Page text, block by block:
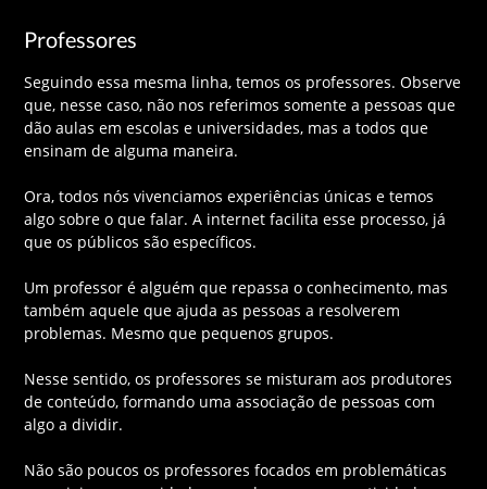
Professores
Seguindo essa mesma linha, temos os professores. Observe
que, nesse caso, não nos referimos somente a pessoas que
dão aulas em escolas e universidades, mas a todos que
ensinam de alguma maneira.
Ora, todos nós vivenciamos experiências únicas e temos
algo sobre o que falar. A internet facilita esse processo, já
que os públicos são específicos.
Um professor é alguém que repassa o conhecimento, mas
também aquele que ajuda as pessoas a resolverem
problemas. Mesmo que pequenos grupos.
Nesse sentido, os professores se misturam aos produtores
de conteúdo, formando uma associação de pessoas com
algo a dividir.
Não são poucos os professores focados em problemáticas